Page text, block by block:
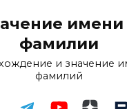
имени
фамилии
и значение
фамилий